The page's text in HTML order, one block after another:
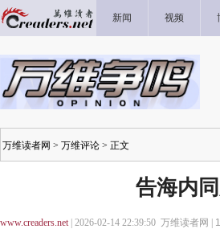
新闻 视频
万维读者网 > 万维评论 > 正文
告海内
www.creaders.net| 2026-02-14 22:39:50 万维读者网 |